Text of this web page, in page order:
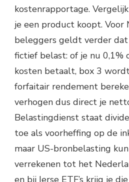
kostenrapportage.
je een product koopt. Voor
beleggers geldt verder
fictief belast: of je nu 0,1%
kosten betaalt, box 3
forfaitair rendement
verhogen dus direct je
Belastingdienst staat
toe als voorheffing op de
maar US-bronbelasting
verrekenen tot het
en bij Ierse ETF’s krijg je